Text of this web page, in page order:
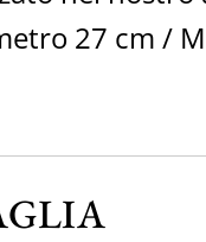
27 cm /